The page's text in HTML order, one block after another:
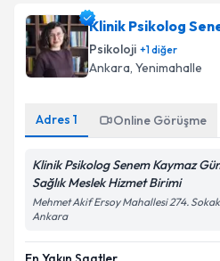
Klinik Psikolog
Psikoloji +1diğer
Ankara, Yenimahalle
Adres 1 Online Görüşme
Klinik Psikolog Senem Kaymaz
Sağlık Meslek Hizmet Birimi
Mehmet Akif Ersoy Mahallesi 274.
Ankara